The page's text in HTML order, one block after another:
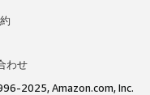
わせ
2025, Amazon.com, Inc.